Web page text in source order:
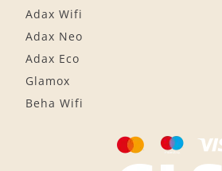
Adax Wifi
Adax Neo
Adax Eco
Glamox
Beha Wifi